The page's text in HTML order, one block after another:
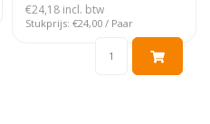
€24,18 incl. btw
Stukprijs: €24,00 / Paar